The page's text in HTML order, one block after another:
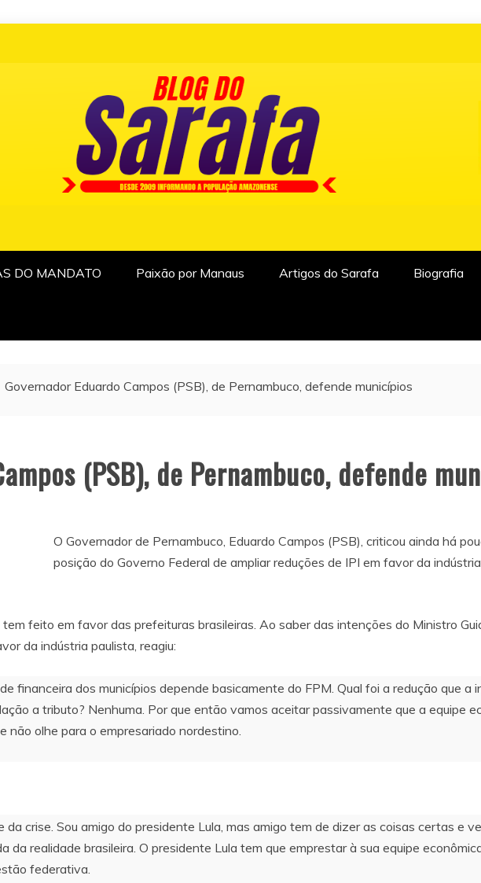
DO MANDATO Paixão por Manaus Artigos do Sarafa Biografia
Governador Eduardo Campos (PSB), de Pernambuco, defende municípios
(PSB), de Pernambuco, defende
O Governador de Pernambuco, Eduardo Campos (PSB), criticou ainda há
posição do Governo Federal de ampliar reduções de IPI em favor da
feito em favor das prefeituras brasileiras. Ao saber das intenções do Ministro
da indústria paulista, reagiu:
financeira dos municípios depende basicamente do FPM. Qual foi a redução que a
a tributo? Nenhuma. Por que então vamos aceitar passivamente que a equipe
não olhe para o empresariado nordestino.
crise. Sou amigo do presidente Lula, mas amigo tem de dizer as coisas certas e
da realidade brasileira. O presidente Lula tem que emprestar à sua equipe
federativa.